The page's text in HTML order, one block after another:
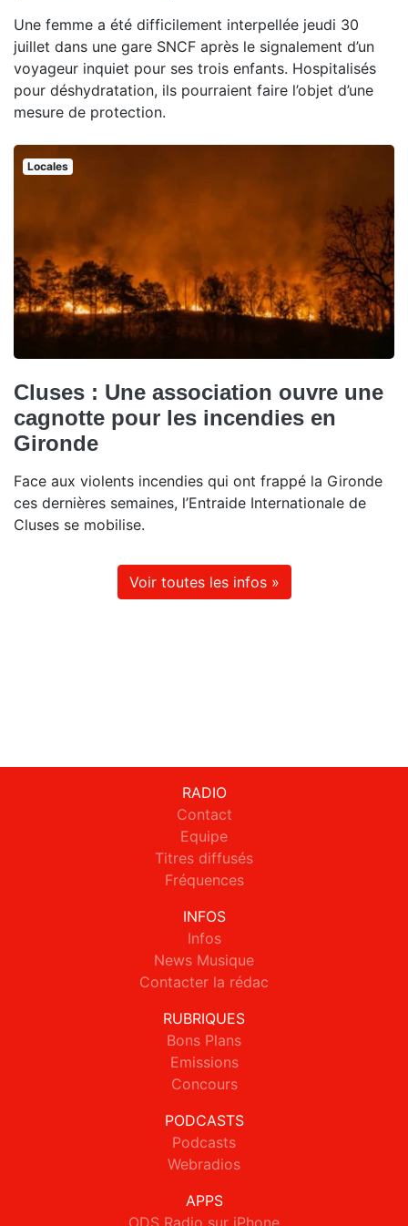
Une femme a été difficilement interpellée jeudi 30
juillet dans une gare SNCF après le signalement d’un
voyageur inquiet pour ses trois enfants. Hospitalisés
pour déshydratation, ils pourraient faire l’objet d’une
mesure de protection.
Locales
Cluses : Une association ouvre une
cagnotte pour les incendies en
Gironde
Face aux violents incendies qui ont frappé la Gironde
ces dernières semaines, l’Entraide Internationale de
Cluses se mobilise.
Voir toutes les infos »
RADIO
Contact
Equipe
Titres diffusés
Fréquences
INFOS
Infos
News Musique
Contacter la rédac
RUBRIQUES
Bons Plans
Emissions
Concours
PODCASTS
Podcasts
Webradios
APPS